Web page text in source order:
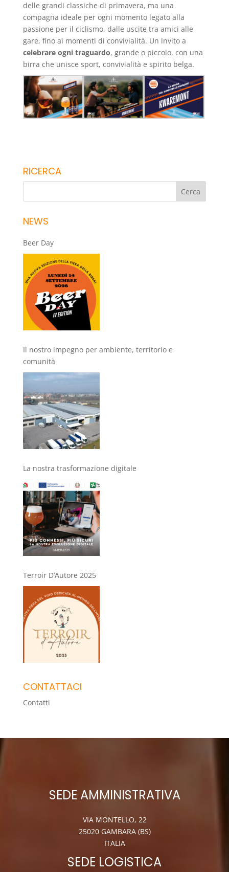
delle grandi classiche di primavera, ma una
compagna ideale per ogni momento legato alla
passione per il ciclismo, dalle uscite tra amici alle
gare, fino ai momenti di convivialità. Un invito a
celebrare ogni traguardo, grande o piccolo, con una
birra che unisce sport, convivialità e spirito belga.
RICERCA
NEWS
Beer Day
Il nostro impegno per ambiente, territorio e
comunità
La nostra trasformazione digitale
Terroir D’Autore 2025
CONTATTACI
Contatti
SEDE AMMINISTRATIVA
VIA MONTELLO, 22
25020 GAMBARA (BS)
ITALIA
SEDE LOGISTICA